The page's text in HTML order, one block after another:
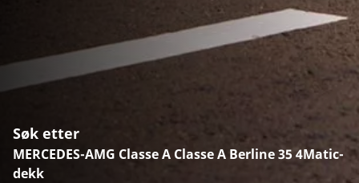
Søk etter
MERCEDES-AMG Classe A Classe A Berline 35 4Matic-
dekk